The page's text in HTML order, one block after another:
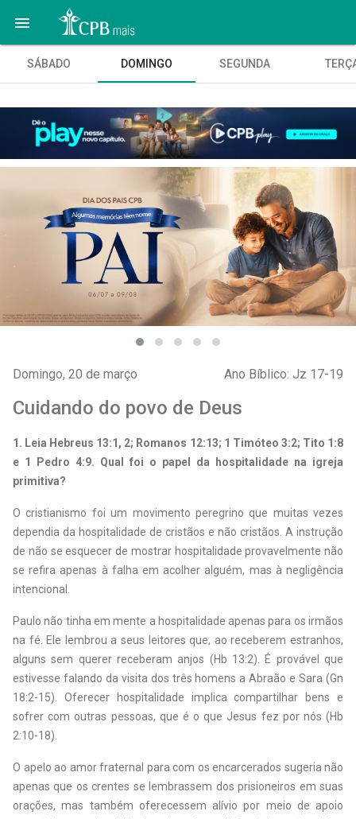

SÁBADO DOMINGO SEGUNDA
Domingo, 20 de março Ano Bíblico: Jz 17-19
Cuidando do povo de Deus
1. Leia Hebreus 13:1, 2; Romanos 12:13; 1 Timóteo 3:2; Tito 1:8
e 1 Pedro 4:9. Qual foi o papel da hospitalidade na igreja
primitiva?
O cristianismo foi um movimento peregrino que muitas vezes
dependia da hospitalidade de cristãos e não cristãos. A instrução
de não se esquecer de mostrar hospitalidade provavelmente não
se refira apenas à falha em acolher alguém, mas à negligência
intencional.
Paulo não tinha em mente a hospitalidade apenas para os irmãos
na fé. Ele lembrou a seus leitores que, ao receberem estranhos,
alguns sem querer receberam anjos (Hb 13:2). É provável que
estivesse falando da visita dos três homens a Abraão e Sara (Gn
18:2-15). Oferecer hospitalidade implica compartilhar bens e
sofrer com outras pessoas, que é o que Jesus fez por nós (Hb
2:10-18).
O apelo ao amor fraternal para com os encarcerados sugeria não
apenas que os crentes se lembrassem dos prisioneiros em suas
orações, mas também oferecessem alívio por meio de apoio